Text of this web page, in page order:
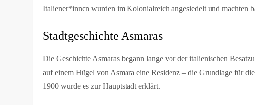
Italiener*innen wurden im Kolonialreich angesiedelt und machten
Stadtgeschichte Asmaras
Die Geschichte Asmaras begann lange vor der italienischen
auf einem Hügel von Asmara eine Residenz – die Grundlage für
1900 wurde es zur Hauptstadt erklärt.